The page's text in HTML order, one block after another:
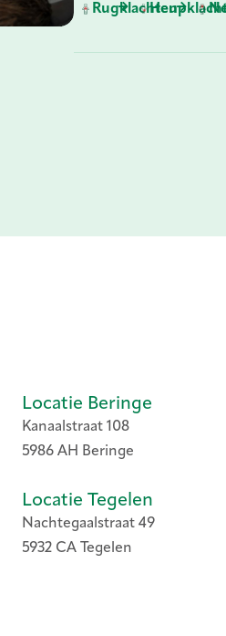
Rugklachten
Locatie Beringe
Kanaalstraat 108
5986 AH Beringe
Locatie Tegelen
Nachtegaalstraat 49
5932 CA Tegelen